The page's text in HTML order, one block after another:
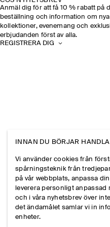
Anmäl dig för att få 10 % rabatt på
beställning och information om nya
kollektioner, evenemang och
erbjudanden först av alla.
REGISTRERA DIG
INNAN DU BÖRJAR HANDLA
Vi använder cookies från
spårningsteknik från
på vår webbplats, anpassa
leverera personligt anpassad
och i våra nyhetsbrev över
det ändamålet samlar vi in
enheter.